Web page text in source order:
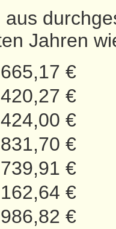
aus
Jahren
€
€
€
€
€
€
€